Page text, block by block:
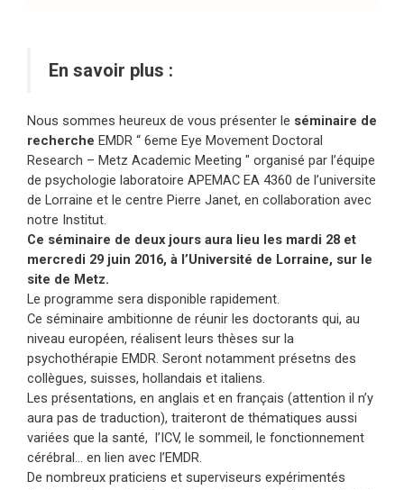
En savoir plus :
Nous sommes heureux de vous présenter le séminaire de
recherche EMDR “ 6eme Eye Movement Doctoral
Research – Metz Academic Meeting ″ organisé par l’équipe
de psychologie laboratoire APEMAC EA 4360 de l’universite
de Lorraine et le centre Pierre Janet, en collaboration avec
notre Institut.
Ce séminaire de deux jours aura lieu les mardi 28 et
mercredi 29 juin 2016, à l’Université de Lorraine, sur le
site de Metz.
Le programme sera disponible rapidement.
Ce séminaire ambitionne de réunir les doctorants qui, au
niveau européen, réalisent leurs thèses sur la
psychothérapie EMDR. Seront notamment présetns des
collègues, suisses, hollandais et italiens.
Les présentations, en anglais et en français (attention il n’y
aura pas de traduction), traiteront de thématiques aussi
variées que la santé, l’ICV, le sommeil, le fonctionnement
cérébral… en lien avec l’EMDR.
De nombreux praticiens et superviseurs expérimentés